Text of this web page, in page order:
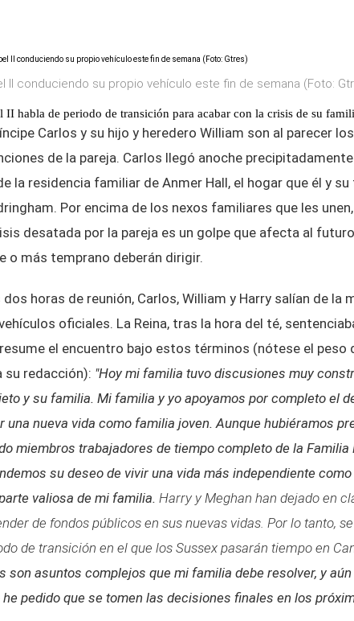
II conduciendo su propio vehículo este fin de semana (Foto:
II habla de periodo de transición para acabar con la crisis de su
Carlos y su hijo y heredero William son al parecer
de la pareja. Carlos llegó anoche
la residencia familiar de Anmer Hall, el hogar que él y
Por encima de los nexos familiares que les
desatada por la pareja es un golpe que afecta al
o más temprano deberán dirigir.
dos horas de reunión, Carlos, William y Harry salían de la
oficiales. La Reina, tras la hora del té,
el encuentro bajo estos términos (nótese el peso
su redacción): "Hoy mi familia tuvo discusiones muy
y su familia. Mi familia y yo apoyamos por completo el
una nueva vida como familia joven. Aunque hubiéramos
miembros trabajadores de tiempo completo de la Familia
su deseo de vivir una vida más independiente
valiosa de mi familia. Harry y Meghan han dejado en
de fondos públicos en sus nuevas vidas. Por lo tanto,
de transición en el que los Sussex pasarán tiempo en
son asuntos complejos que mi familia debe resolver, y
he pedido que se tomen las decisiones finales en los